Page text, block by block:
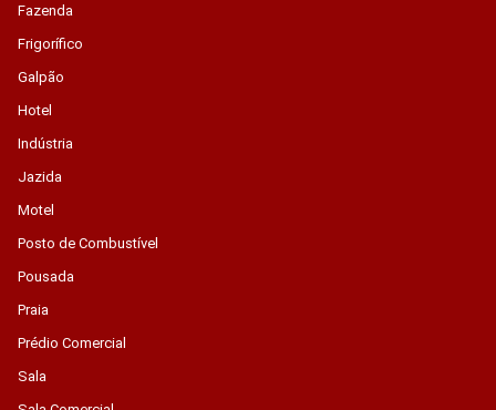
Fazenda
Frigorífico
Galpão
Hotel
Indústria
Jazida
Motel
Posto de Combustível
Pousada
Praia
Prédio Comercial
Sala